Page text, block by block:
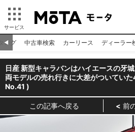
サービス
◀︎
ログ 中古車検索 カーリース ディーラー
日産 新型キャラバンはハイエースの牙
両モデルの売れ行きに大差がついてい
No.41 )
この記事へ戻る 前